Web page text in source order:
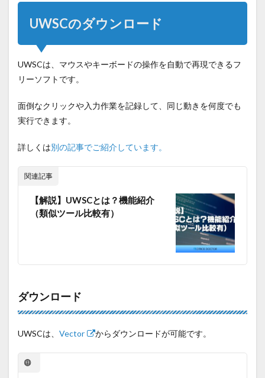
UWSCのダウンロード
UWSCは、マウスやキーボードの操作を自動で再現できるフ
リーソフトです。
面倒なクリックや入力作業を記録して、同じ動きを何度でも
実行できます。
詳しくは別の記事でご紹介しています。
関連記事
【解説】UWSCとは？機能紹介
（類似ツール比較有）
ダウンロード
UWSCは、 Vector からダウンロードが可能です。